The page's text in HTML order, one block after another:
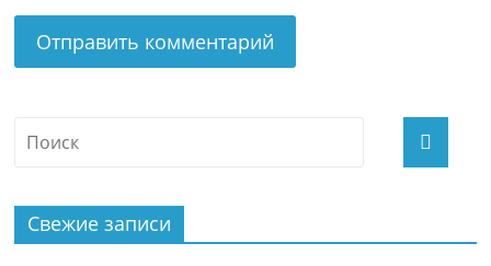
Свежие записи